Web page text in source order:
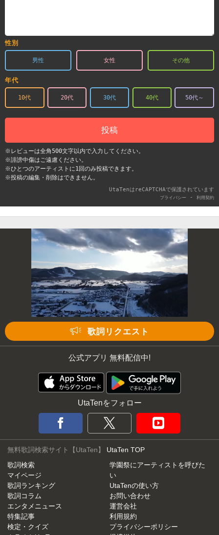
性別
男性 女性 その他
年代
10代 20代 30代 40代 50代～
投稿
※レビューは全角500文字以内で入力してください。
※誹謗中傷はご遠慮ください。
※ひとつのアーティストに1回のみ投稿できます。
※投稿の編集・削除はできません。
UtaTenはreCAPTCHAで保護されています
プライバシー - 利用契約
歌詞リクエスト
公式アプリ 無料配信中!
UtaTenをフォロー
無料歌詞検索サイト【UtaTen】 UtaTen TOP
歌詞検索
マイページ
歌詞ランキング
歌詞コラム
エンタメニュース
特集記事
検定・クイズ
学園祭にアーティストを呼びた
い
UtaTenの使い方
お問い合わせ
運営会社
利用規約
プライバシーポリシー